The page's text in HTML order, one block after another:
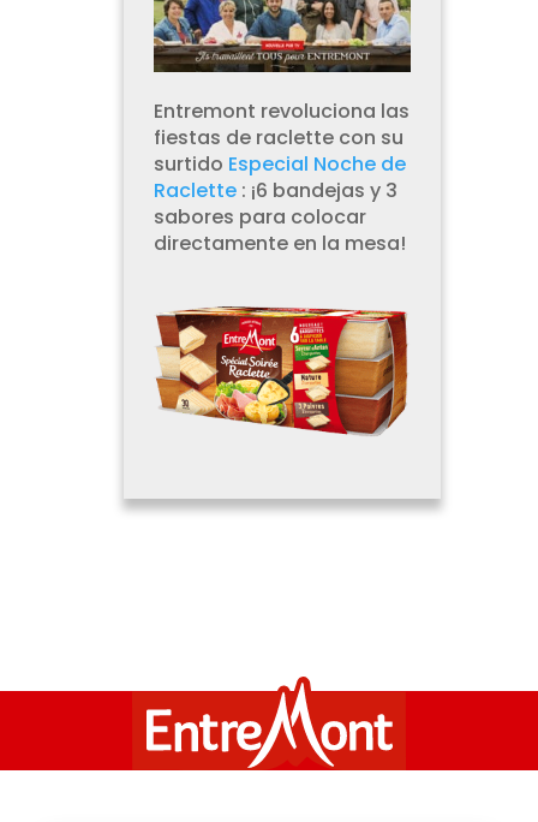
Entremont revoluciona las
fiestas de raclette con su
surtido Especial Noche de
Raclette: ¡6 bandejas y 3
sabores para colocar
directamente en la mesa!